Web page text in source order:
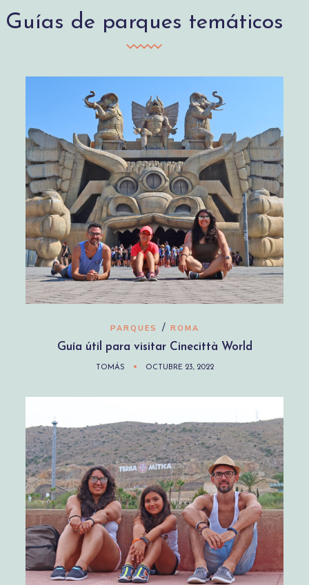
Guías de parques temáticos
PARQUES / ROMA
Guía útil para visitar Cinecittà World
TOMÁS OCTUBRE 23, 2022